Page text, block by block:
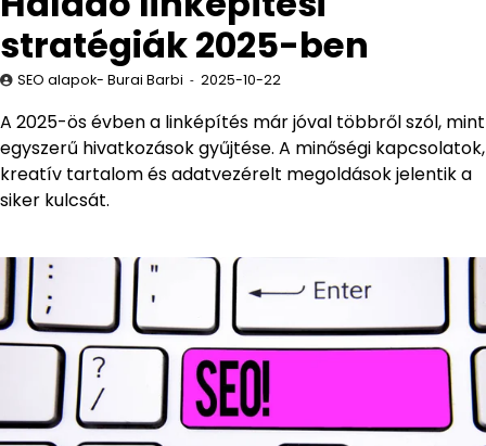
stratégiák 2025-ben
SEO alapok- Burai Barbi 2025-10-22
A 2025-ös évben a linképítés már jóval többről szól, mint
egyszerű hivatkozások gyűjtése. A minőségi kapcsolatok,
kreatív tartalom és adatvezérelt megoldások jelentik a
siker kulcsát.